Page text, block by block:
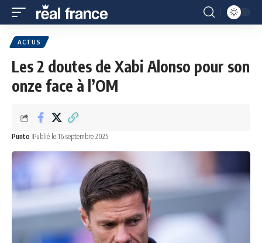
ACTUS
Les 2 doutes de Xabi Alonso pour son
onze face à l’OM
Punto Publié le 16 septembre 2025